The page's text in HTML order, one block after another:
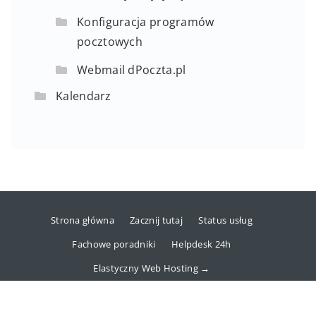
Konfiguracja programów
pocztowych
Webmail dPoczta.pl
Kalendarz
Strona główna Zacznij tutaj
Status usług
Fachowe poradniki
Helpdesk 24h
Elastyczny Web Hosting →